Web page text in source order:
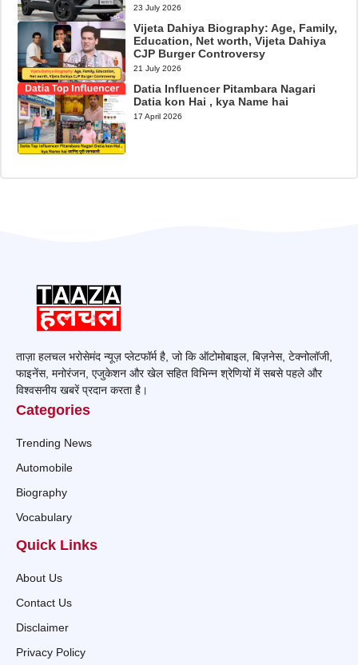
23 July 2026
Vijeta Dahiya Biography: Age, Family,
Education, Net worth, Vijeta Dahiya
CJP Burger Controversy
21 July 2026
Datia Influencer Pitambara Nagari
Datia kon Hai , kya Name hai
17 April 2026
ताज़ा हलचल भरोसेमंद न्यूज़ प्लेटफॉर्म है, जो कि ऑटोमोबाइल, बिज़नेस, टेक्नोलॉजी,
फाइनेंस, मनोरंजन, एजुकेशन और खेल सहित विभिन्न श्रेणियों में सबसे पहले और
विश्वसनीय खबरें प्रदान करता है।
Categories
Trending News
Automobile
Biography
Vocabulary
Quick Links
About Us
Contact Us
Disclaimer
Privacy Policy